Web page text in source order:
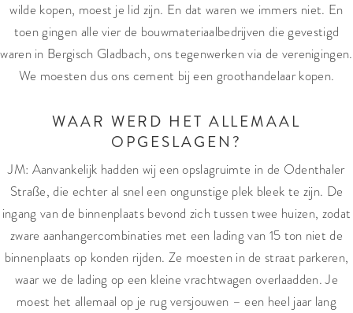
wilde kopen, moest je lid zijn. En dat waren we immers niet. En
toen gingen alle vier de bouwmateriaalbedrijven die gevestigd
waren in Bergisch Gladbach, ons tegenwerken via de verenigingen.
We moesten dus ons cement bij een groothandelaar kopen.
WAAR WERD HET ALLEMAAL
OPGESLAGEN?
JM: Aanvankelijk hadden wij een opslagruimte in de Odenthaler
Straße, die echter al snel een ongunstige plek bleek te zijn. De
ingang van de binnenplaats bevond zich tussen twee huizen, zodat
zware aanhangercombinaties met een lading van 15 ton niet de
binnenplaats op konden rijden. Ze moesten in de straat parkeren,
waar we de lading op een kleine vrachtwagen overlaadden. Je
moest het allemaal op je rug versjouwen – een heel jaar lang